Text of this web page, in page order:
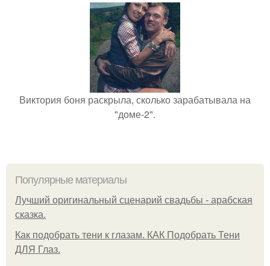
Виктория боня раскрыла, сколько зарабатывала на
"доме-2".
Популярные материалы
Лучший оригинальный сценарий свадьбы - арабская
сказка.
Как подобрать тени к глазам. КАК Подобрать Тени
ДЛЯ Глаз.